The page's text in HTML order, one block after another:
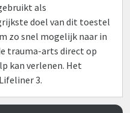
als
doel van dit toestel
zo snel mogelijk naar in
trauma-arts direct op
kan verlenen. Het
3.